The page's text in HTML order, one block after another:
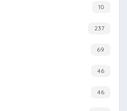
10
237
69
46
46